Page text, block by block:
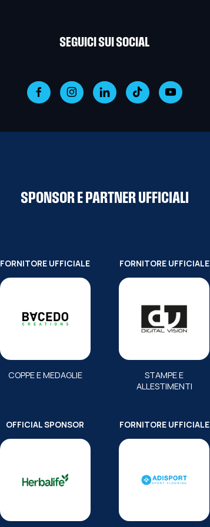
SEGUICI SUI SOCIAL
SPONSOR E PARTNER UFFICIALI
FORNITORE UFFICIALE
COPPE E MEDAGLIE
FORNITORE UFFICIALE
STAMPE E
ALLESTIMENTI
OFFICIAL SPONSOR FORNITORE UFFICIALE